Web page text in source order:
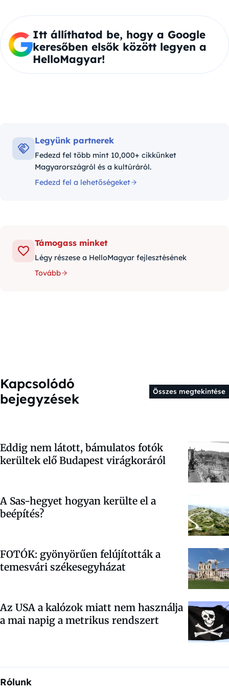
Itt állíthatod be, hogy a Google
keresőben elsők között legyen a
HelloMagyar!
Legyünk partnerek
Fedezd fel több mint 10,000+ cikkünket
Magyarországról és a kultúráról.
Fedezd fel a lehetőségeket
Támogass minket
Légy részese a HelloMagyar fejlesztésének
Tovább
Kapcsolódó
bejegyzések
Összes megtekintése
Eddig nem látott, bámulatos fotók
kerültek elő Budapest virágkoráról
A Sas-hegyet hogyan kerülte el a
beépítés?
FOTÓK: gyönyörűen felújították a
temesvári székesegyházat
Az USA a kalózok miatt nem használja
a mai napig a metrikus rendszert
Rólunk